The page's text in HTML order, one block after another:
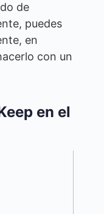
de
puedes
en
con un
en el